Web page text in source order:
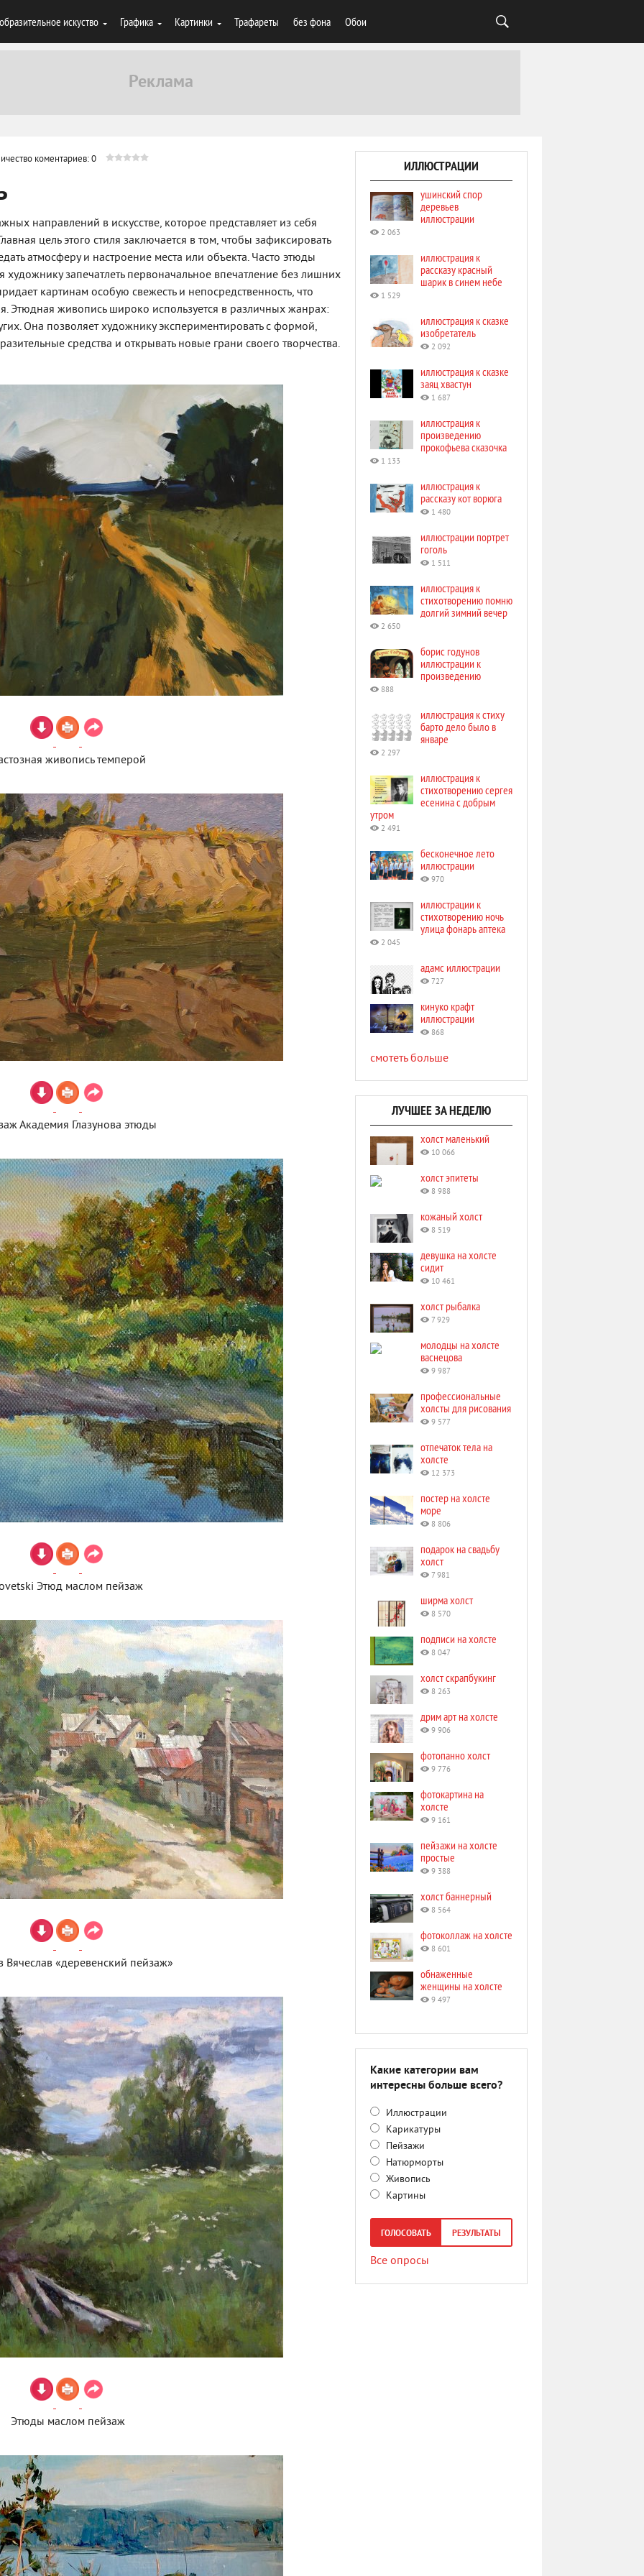
искуство Графика Картинки Трафареты без фона Обои
коментариев: 0
направлений в искусстве, которое представляет из себя
цель этого стиля заключается в том, чтобы зафиксировать
атмосферу и настроение места или объекта. Часто этюды
запечатлеть первоначальное впечатление без лишних
картинам особую свежесть и непосредственность, что
Этюдная живопись широко используется в различных жанрах:
Она позволяет художнику экспериментировать с формой,
средства и открывать новые грани своего творчества.
живопись темперой
Академия Глазунова этюды
Этюд маслом пейзаж
Вячеслав «деревенский пейзаж»
Этюды маслом пейзаж
ИЛЛЮСТРАЦИИ
ушинский спор
деревьев
иллюстрации
2 063
иллюстрация к
рассказу красный
шарик в синем небе
1 529
иллюстрация к сказке
изобретатель
2 092
иллюстрация к сказке
заяц хвастун
1 687
иллюстрация к
произведению
прокофьева сказочка
1 133
иллюстрация к
рассказу кот ворюга
1 480
иллюстрации портрет
гоголь
1 511
иллюстрация к
стихотворению помню
долгий зимний вечер
2 650
борис годунов
иллюстрации к
произведению
888
иллюстрация к стиху
барто дело было в
январе
2 297
иллюстрация к
стихотворению сергея
есенина с добрым
утром
2 491
бесконечное лето
иллюстрации
970
иллюстрации к
стихотворению ночь
улица фонарь аптека
2 045
адамс иллюстрации
727
кинуко крафт
иллюстрации
868
смотеть больше
ЛУЧШЕЕ ЗА НЕДЕЛЮ
холст маленький
10 066
холст эпитеты
8 988
кожаный холст
8 519
девушка на холсте
сидит
10 461
холст рыбалка
7 929
молодцы на холсте
васнецова
9 987
профессиональные
холсты для рисования
9 577
отпечаток тела на
холсте
12 373
постер на холсте
море
8 806
подарок на свадьбу
холст
7 981
ширма холст
8 570
подписи на холсте
8 047
холст скрапбукинг
8 263
дрим арт на холсте
9 906
фотопанно холст
9 776
фотокартина на
холсте
9 161
пейзажи на холсте
простые
9 388
холст баннерный
8 564
фотоколлаж на холсте
8 601
обнаженные
женщины на холсте
9 497
Какие категории вам
интересны больше всего?
Иллюстрации
Карикатуры
Пейзажи
Натюрморты
Живопись
Картины
ГОЛОСОВАТЬ РЕЗУЛЬТАТЫ
Все опросы